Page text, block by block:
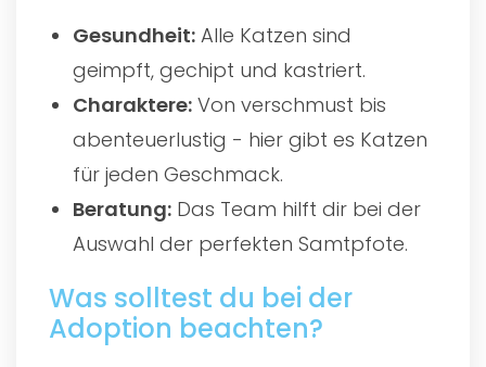
Gesundheit: Alle Katzen sind
geimpft, gechipt und kastriert.
Charaktere: Von verschmust bis
abenteuerlustig - hier gibt es Katzen
für jeden Geschmack.
Beratung: Das Team hilft dir bei der
Auswahl der perfekten Samtpfote.
Was solltest du bei der
Adoption beachten?